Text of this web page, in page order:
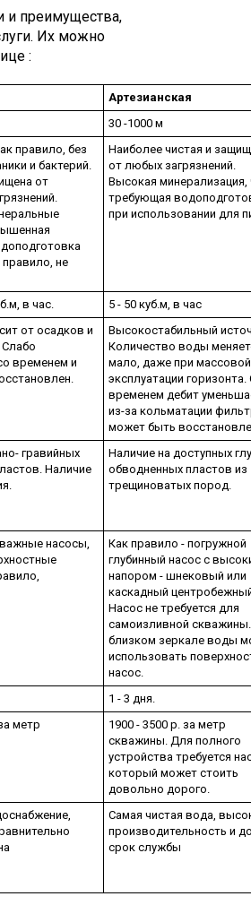
и преимущества,
Их можно
:
Артезианская
30 -1000 м
правило, без
и бактерий.
от
правило, не
Наиболее чистая и
от любых загрязнений.
Высокая минерализация,
требующая
при использовании для
в час.
5 - 50 куб.м, в час
от осадков и
временем и
Высокостабильный
Количество воды
мало, даже при массовой
эксплуатации горизонта.
временем дебит
из-за кольматации
может быть
гравийных
Наличие
Наличие на доступных
обводненных пластов из
трещиноватых пород.
насосы,
Как правило - погружной
глубинный насос с
напором - шнековый или
каскадный
Насос не требуется для
самоизливной
близком зеркале воды
использовать
насос.
1 - 3 дня.
метр
1900 - 3500 р. за метр
скважины. Для полного
устройства требуется
который может стоить
довольно дорого.
Самая чистая вода,
производительность и
срок службы